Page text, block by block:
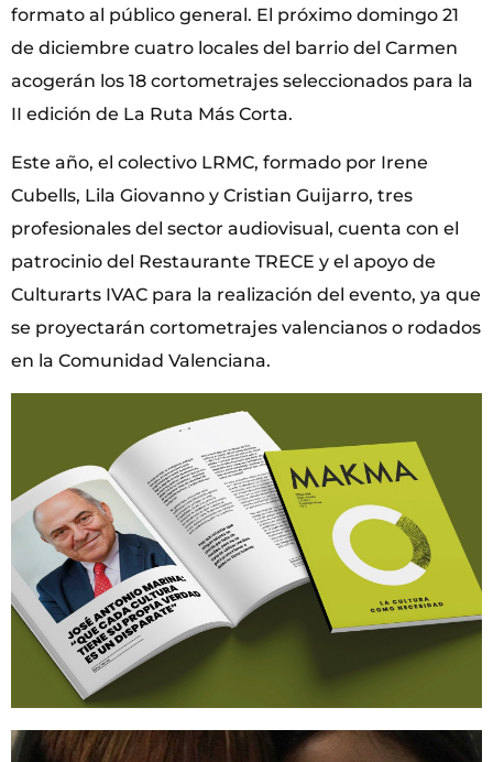
formato al público general. El próximo domingo 21
de diciembre cuatro locales del barrio del Carmen
acogerán los 18 cortometrajes seleccionados para la
II edición de La Ruta Más Corta.
Este año, el colectivo LRMC, formado por Irene
Cubells, Lila Giovanno y Cristian Guijarro, tres
profesionales del sector audiovisual, cuenta con el
patrocinio del Restaurante TRECE y el apoyo de
Culturarts IVAC para la realización del evento, ya que
se proyectarán cortometrajes valencianos o rodados
en la Comunidad Valenciana.